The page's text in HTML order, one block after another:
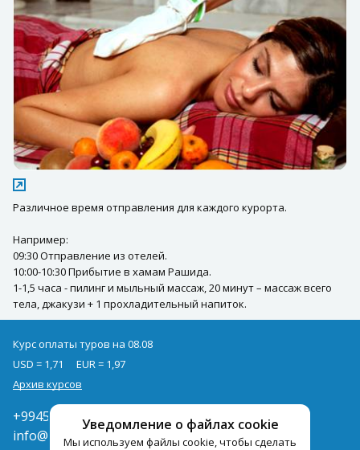
Различное время отправления для каждого курорта.
Например:
09:30 Отправление из отелей.
10:00-10:30 Прибытие в хамам Рашида.
1-1,5 часа - пилинг и мыльный массаж, 20 минут – массаж всего
тела, джакузи + 1 прохладительный напиток.
Уведомление о файлах cookie
Мы используем файлы cookie, чтобы сделать
Курс оплаты туров на 08.08
USD = 1,71
EUR = 1,97
Архив курсов
+994502285435
info@pegast.az